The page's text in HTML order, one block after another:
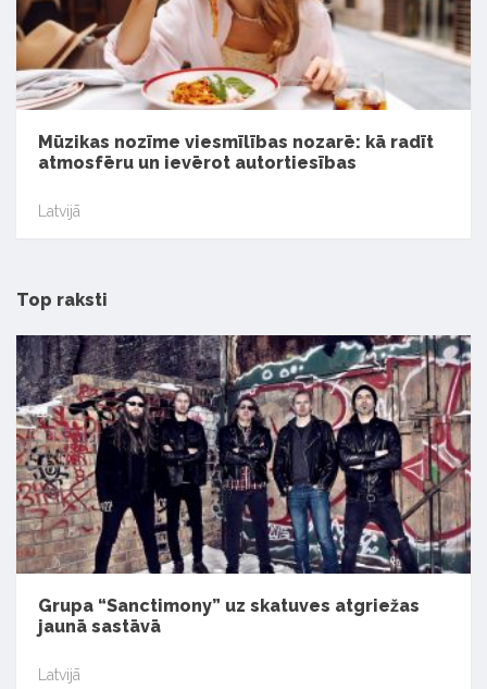
Mūzikas nozīme viesmīlības nozarē: kā radīt
atmosfēru un ievērot autortiesības
Latvijā
Top raksti
Grupa “Sanctimony” uz skatuves atgriežas
jaunā sastāvā
Latvijā